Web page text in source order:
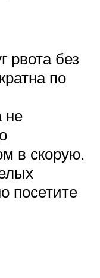
рвота без
по
не
в скорую.
посетите